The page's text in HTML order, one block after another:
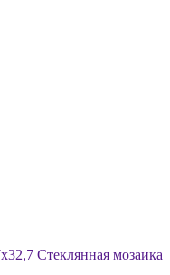
Стеклянная мозаика